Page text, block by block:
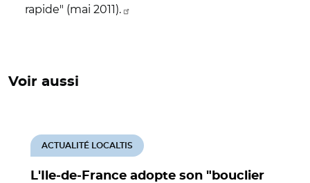
rapide" (mai 2011).
Voir aussi
L'Ile-de-France adopte son "bouclier
ACTUALITÉ LOCALTIS